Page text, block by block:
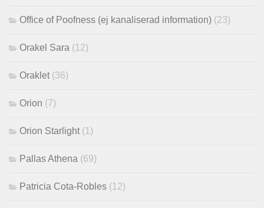
Office of Poofness (ej kanaliserad information) (23)
Orakel Sara (12)
Oraklet (36)
Orion (7)
Orion Starlight (1)
Pallas Athena (69)
Patricia Cota-Robles (12)